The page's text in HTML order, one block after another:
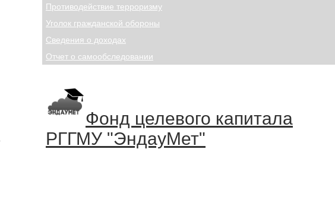
Противодействие терроризму
Уголок гражданской обороны
Сведения о доходах
Отчет о самообследовании
Фонд целевого капитала
РГГМУ "ЭндауМет"